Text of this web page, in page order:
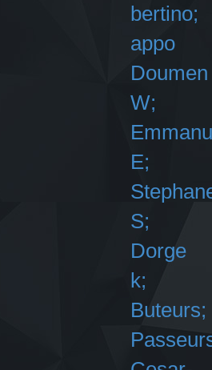
bertino;
appo
Doumen
W;
E;
S;
Dorge
k;
Buteurs;